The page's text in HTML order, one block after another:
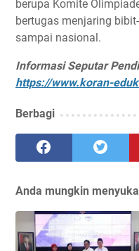
berupa Komite
bertugas menjaring
sampai nasional.
Informasi Seputar
https://www.koran-
Berbagi
Anda mungkin